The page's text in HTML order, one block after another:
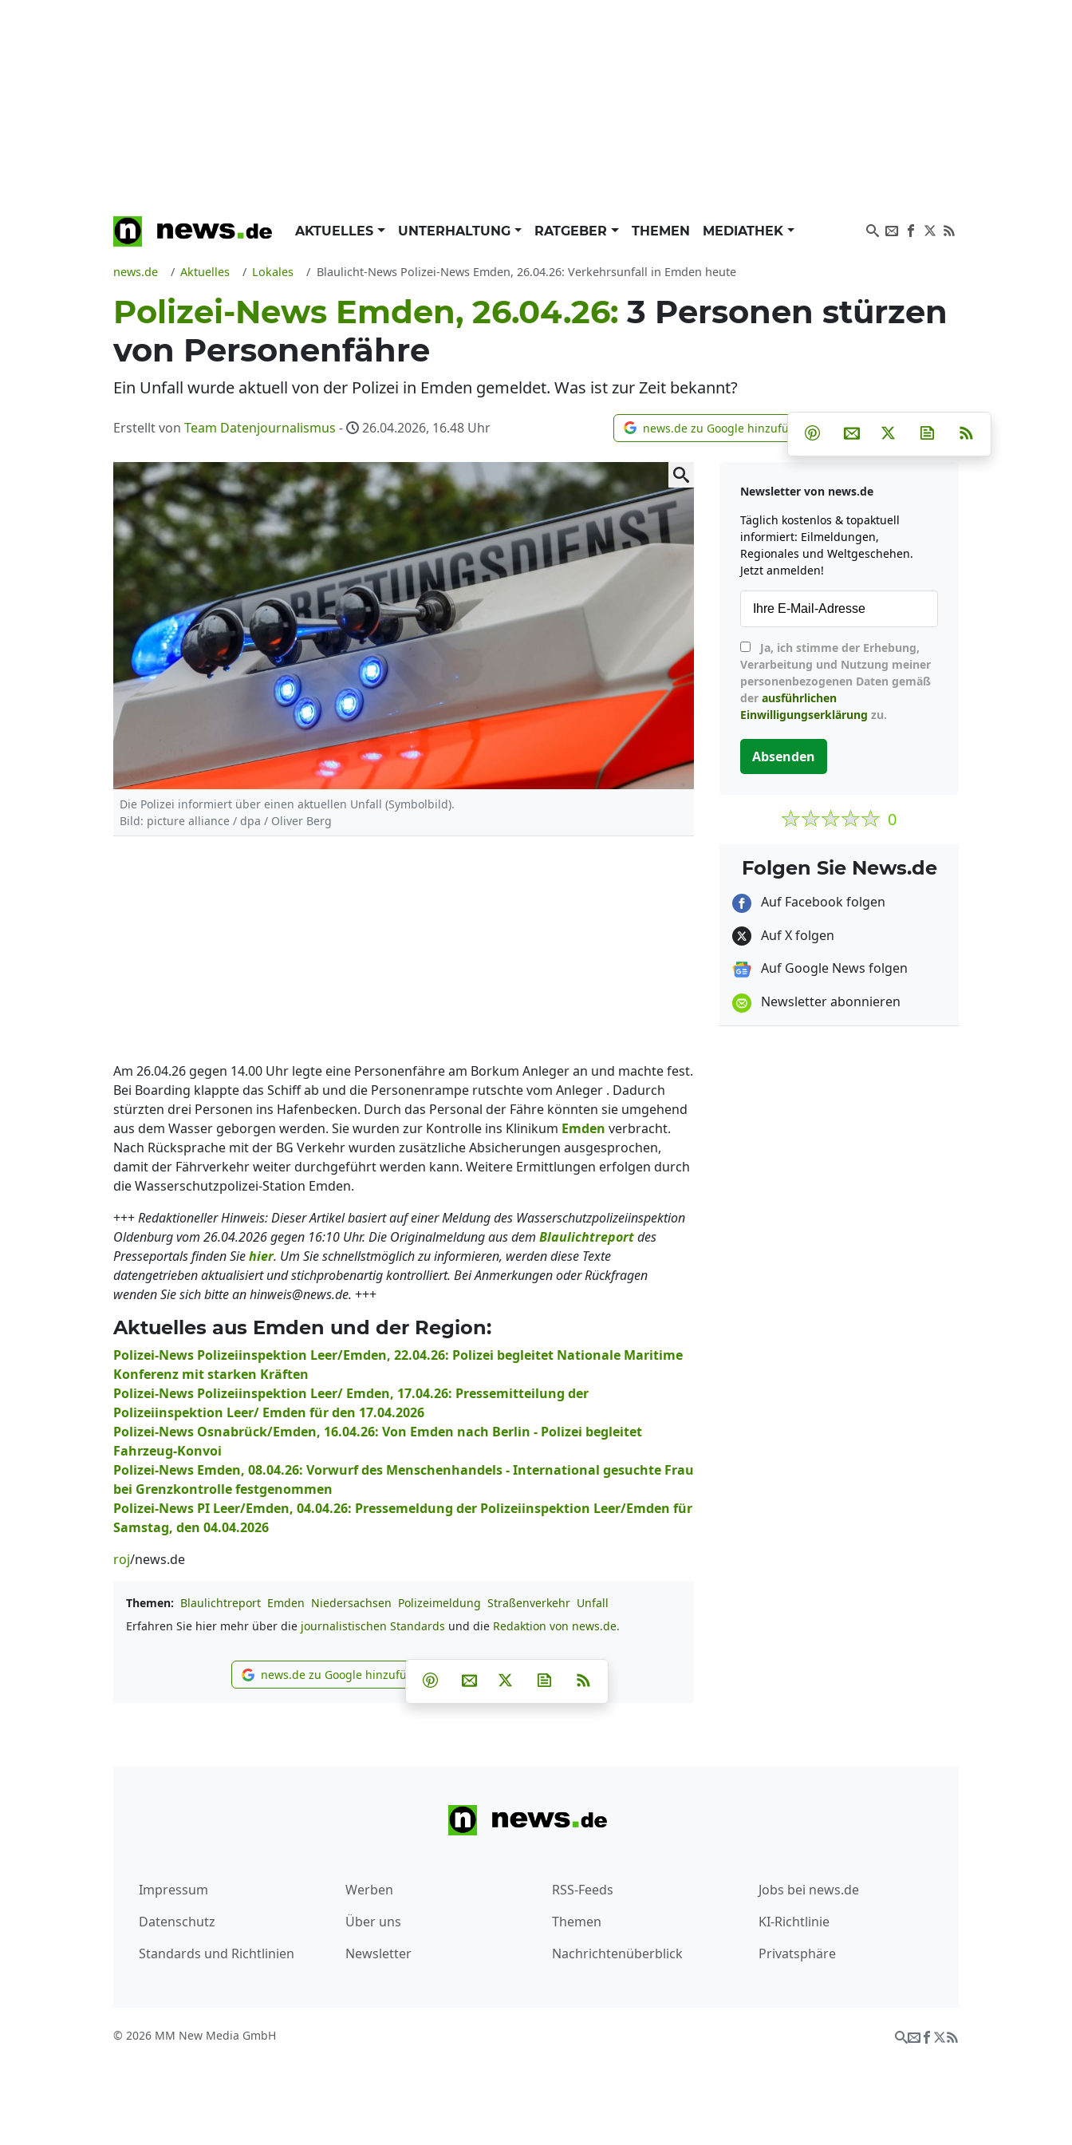
AKTUELLES UNTERHALTUNG RATGEBER THEMEN MEDIATHEK
news.de Aktuelles Lokales Blaulicht-News Polizei-News Emden, 26.04.26: Verkehrsunfall in Emden heute
Polizei-News Emden, 26.04.26: 3 Personen stürzen
von Personenfähre
Ein Unfall wurde aktuell von der Polizei in Emden gemeldet. Was ist zur Zeit bekannt?
Erstellt von Team Datenjournalismus - 26.04.2026, 16.48 Uhr news.de zu Google hinzufügen
news.de zu Google hinzufügen Teilen auf Facebook
Teilen auf Whatsapp
Teilen auf Telegram
Teilen auf Pinterest
Per E-Mail teilen
Post auf XNewsletter
Die Polizei informiert über einen aktuellen Unfall (Symbolbild).
Bild: picture alliance / dpa / Oliver Berg
Am 26.04.26 gegen 14.00 Uhr legte eine Personenfähre am Borkum Anleger an und machte fest.
Bei Boarding klappte das Schiff ab und die Personenrampe rutschte vom Anleger . Dadurch
stürzten drei Personen ins Hafenbecken. Durch das Personal der Fähre könnten sie umgehend
aus dem Wasser geborgen werden. Sie wurden zur Kontrolle ins Klinikum Emden verbracht.
Nach Rücksprache mit der BG Verkehr wurden zusätzliche Absicherungen ausgesprochen,
damit der Fährverkehr weiter durchgeführt werden kann. Weitere Ermittlungen erfolgen durch
die Wasserschutzpolizei-Station Emden.
+++Redaktioneller Hinweis: Dieser Artikel basiert auf einer Meldung des Wasserschutzpolizeiinspektion
Oldenburg vom 26.04.2026 gegen 16:10 Uhr. Die Originalmeldung aus dem Blaulichtreportdes
Presseportals finden Siehier. Um Sie schnellstmöglich zu informieren, werden diese Texte
datengetrieben aktualisiert und stichprobenartig kontrolliert. Bei Anmerkungen oder Rückfragen
wenden Sie sich bitte an hinweis@news.de. +++
Aktuelles aus Emden und der Region:
Polizei-News Polizeiinspektion Leer/Emden, 22.04.26: Polizei begleitet Nationale Maritime
Konferenz mit starken Kräften
Polizei-News Polizeiinspektion Leer/ Emden, 17.04.26: Pressemitteilung der
Polizeiinspektion Leer/ Emden für den 17.04.2026
Polizei-News Osnabrück/Emden, 16.04.26: Von Emden nach Berlin - Polizei begleitet
Fahrzeug-Konvoi
Polizei-News Emden, 08.04.26: Vorwurf des Menschenhandels - International gesuchte Frau
bei Grenzkontrolle festgenommen
Polizei-News PI Leer/Emden, 04.04.26: Pressemeldung der Polizeiinspektion Leer/Emden für
Samstag, den 04.04.2026
roj/news.de
Themen: Blaulichtreport Emden Niedersachsen Polizeimeldung Straßenverkehr Unfall
Erfahren Sie hier mehr über die journalistischen Standards und die Redaktion von news.de.
news.de zu Google hinzufügen
news.de zu Google hinzufügen Teilen auf Facebook
Teilen auf Whatsapp
Teilen auf Telegram
Teilen auf Pinterest
Per E-Mail teilen
Post auf XNewsletter abonnieren
Newsletter von news.de
Täglich kostenlos & topaktuell
informiert: Eilmeldungen,
Regionales und Weltgeschehen.
Jetzt anmelden!
Verarbeitung und Nutzung meiner
personenbezogenen Daten gemäß
der ausführlichen
Einwilligungserklärung zu.
Absenden
0
Folgen Sie News.de
Auf Facebook folgen
Auf X folgen
Auf Google News folgen
Newsletter abonnieren
Impressum
Datenschutz
Standards und Richtlinien
Werben
Über uns
Newsletter
RSS-Feeds
Themen
Nachrichtenüberblick
Jobs bei news.de
KI-Richtlinie
Privatsphäre
© 2026 MM New Media GmbH